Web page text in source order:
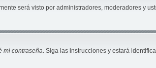
será visto por administradores, moderadores y
mi contraseña. Siga las instrucciones y estará